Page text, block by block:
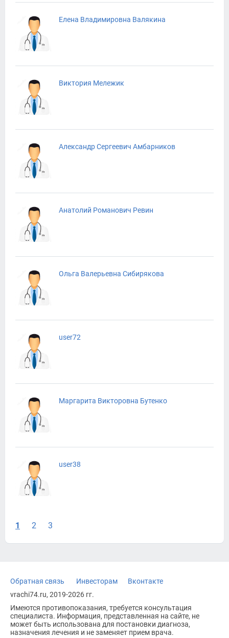
Елена Владимировна Валякина
Виктория Мележик
Александр Сергеевич Амбарников
Анатолий Романович Ревин
Ольга Валерьевна Сибирякова
user72
Маргарита Викторовна Бутенко
user38
1 2 3
Обратная связь Инвесторам
Вконтакте
vrachi74.ru, 2019-2026 гг.
Имеются противопоказания, требуется консультация
специалиста. Информация, представленная на сайте, не
может быть использована для постановки диагноза,
назначения лечения и не заменяет прием врача.